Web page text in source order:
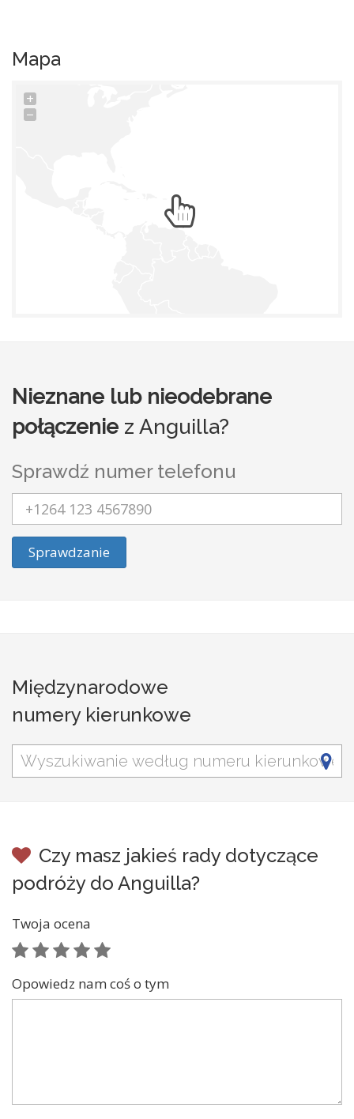
Mapa
+
−
Nieznane lub nieodebrane
połączenie z Anguilla?
Sprawdź numer telefonu
Sprawdzanie
Międzynarodowe
numery kierunkowe
Czy masz jakieś rady dotyczące
podróży do Anguilla?
Twoja ocena
Opowiedz nam coś o tym